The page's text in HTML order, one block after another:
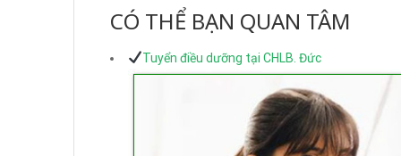
CÓ THỂ BẠN QUAN TÂM
Tuyển điều dưỡng tại CHLB. Đức